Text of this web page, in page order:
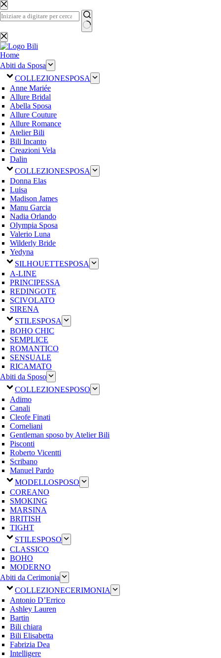
Salta
al
contenuto
Nessun
risultato
Home
Abiti da Sposa
COLLEZIONESPOSA
Anne Mariée
Allure Bridal
Abella Sposa
Allure Couture
Allure Romance
Atelier Bili
Bili Incanto
Creazioni Vela
Dalin
COLLEZIONESPOSA
Donna Elas
Luisa
Madison James
Manu Garcia
Nadia Orlando
Olympia Sposa
Valerio Luna
Wilderly Bride
Yedyna
SILHOUETTESPOSA
A-LINE
PRINCIPESSA
REDINGOTE
SCIVOLATO
SIRENA
STILESPOSA
BOHO CHIC
SEMPLICE
ROMANTICO
SENSUALE
RICAMATO
Abiti da Sposo
COLLEZIONESPOSO
Adimo
Canali
Cleofe Finati
Corneliani
Gentleman sposo by Atelier Bili
Pisconti
Roberto Vicentti
Scribano
Manuel Pardo
MODELLOSPOSO
COREANO
SMOKING
MARSINA
BRITISH
TIGHT
STILESPOSO
CLASSICO
BOHO
MODERNO
Abiti da Cerimonia
COLLEZIONECERIMONIA
Antonio D’Errico
Ashley Lauren
Bartin
Bili chiara
Bili Elisabetta
Fabrizia Dea
Intelligere